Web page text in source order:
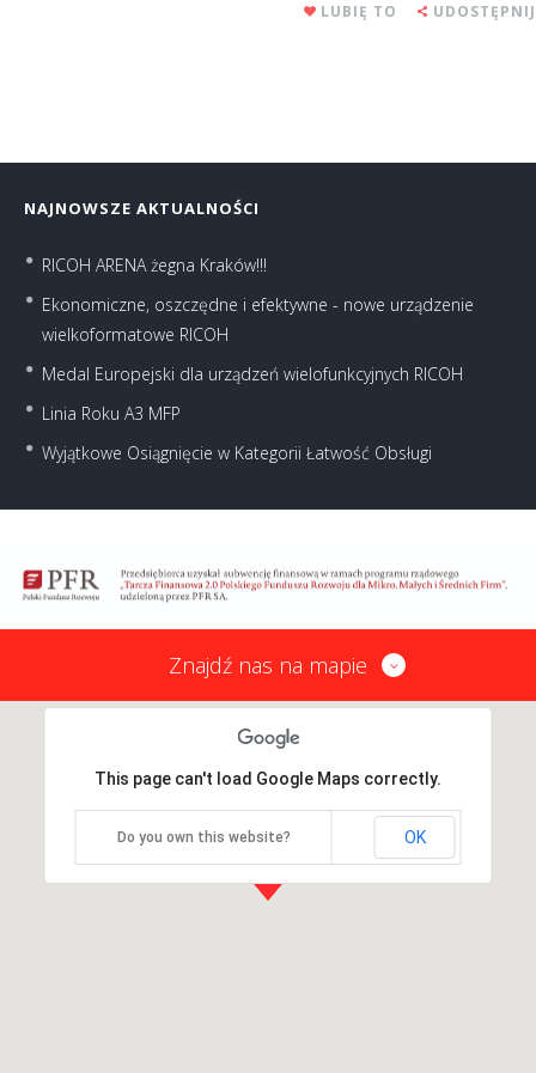
LUBIĘ TO UDOSTĘPNIJ
NAJNOWSZE AKTUALNOŚCI
RICOH ARENA żegna Kraków!!!
Ekonomiczne, oszczędne i efektywne - nowe urządzenie
wielkoformatowe RICOH
Medal Europejski dla urządzeń wielofunkcyjnych RICOH
Linia Roku A3 MFP
Wyjątkowe Osiągnięcie w Kategorii Łatwość Obsługi
Znajdź nas na mapie
This page can't load Google Maps correctly.
Do you own this website? OK